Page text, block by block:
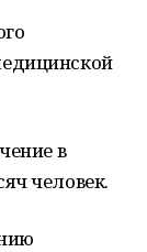
в
человек.